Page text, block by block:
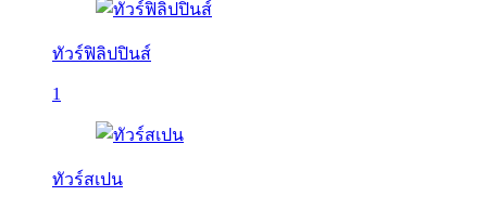
ทัวร์ฟิลิปปินส์
1
ทัวร์สเปน